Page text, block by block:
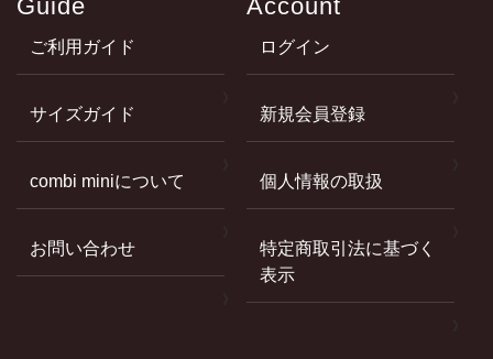
Guide
ご利用ガイド
サイズガイド
combi miniについて
お問い合わせ
Account
ログイン
新規会員登録
個人情報の取扱
特定商取引法に基づく
表示